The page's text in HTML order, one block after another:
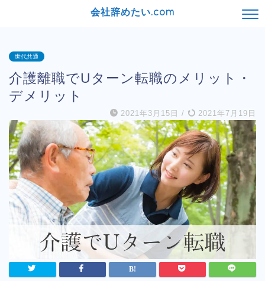
会社辞めたい.com
世代共通
介護離職でUターン転職のメリット・
デメリット
2021年3月15日 / 2021年7月19日